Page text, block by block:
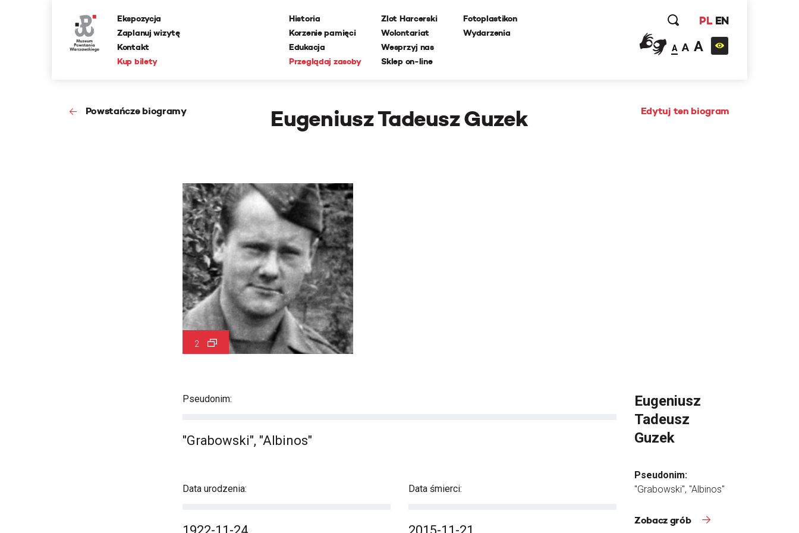
Ekspozycja
Zaplanuj wizytę
Kontakt
Kup bilety
Historia
Korzenie pamięci
Edukacja
Przeglądaj zasoby
Zlot Harcerski
Wolontariat
Wesprzyj nas
Sklep on-line
Fotoplastikon
Wydarzenia
PL EN
A A A
Powstańcze biogramy Edytuj ten biogram
Eugeniusz Tadeusz Guzek
2
Pseudonim:
"Grabowski", "Albinos"
Data urodzenia: Data śmierci:
Eugeniusz
Tadeusz
Guzek
Pseudonim:
"Grabowski", "Albinos"
Zobacz grób